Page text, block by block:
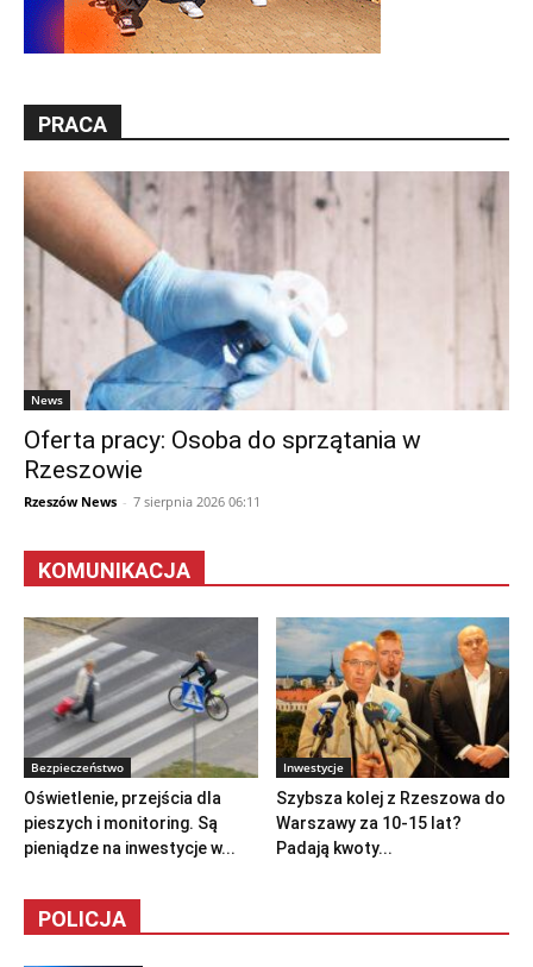
PRACA
News
Oferta pracy: Osoba do sprzątania w
Rzeszowie
Rzeszów News - 7 sierpnia 2026 06:11
KOMUNIKACJA
Bezpieczeństwo
Oświetlenie, przejścia dla
pieszych i monitoring. Są
pieniądze na inwestycje w...
Inwestycje
Szybsza kolej z Rzeszowa do
Warszawy za 10-15 lat?
Padają kwoty...
POLICJA